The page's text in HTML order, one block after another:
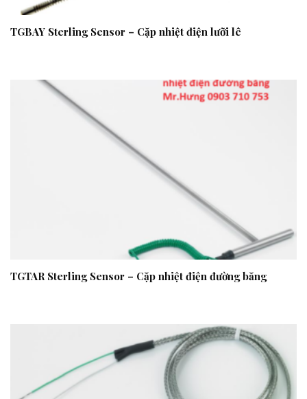
TGBAY Sterling Sensor – Cặp nhiệt điện lưỡi lê
TGTAR Sterling Sensor – Cặp nhiệt điện đường băng